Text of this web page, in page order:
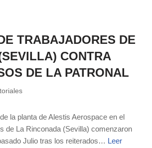
TRABAJADORES DE
CONTRA
DE LA PATRONAL
la planta de Alestis Aerospace en el
de La Rinconada (Sevilla) comenzaron
Julio tras los reiterados… Leer